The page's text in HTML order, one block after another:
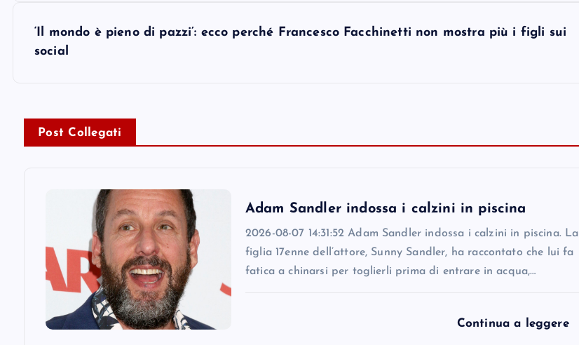
‘Il mondo è pieno di pazzi’: ecco perché Francesco Facchinetti non mostra più i figli sui
social
Post Collegati
Adam Sandler indossa i calzini in piscina
2026-08-07 14:31:52 Adam Sandler indossa i calzini in piscina. La
figlia 17enne dell’attore, Sunny Sandler, ha raccontato che lui fa
fatica a chinarsi per toglierli prima di entrare in acqua,…
Continua a leggere